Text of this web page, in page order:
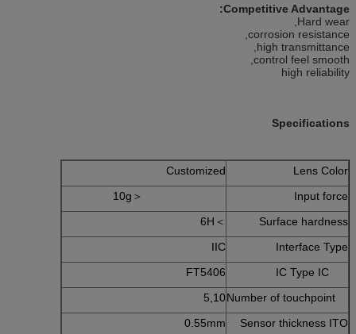
Competitive Advantage:
Hard wear,
corrosion resistance,
high transmittance,
control feel smooth,
high reliability
Specifications
Lens Color
Customized
Input force
＜10g
Surface hardness
＞6H
Interface Type
IIC
FT5406
5,10
Sensor thickness ITO
0.55mm